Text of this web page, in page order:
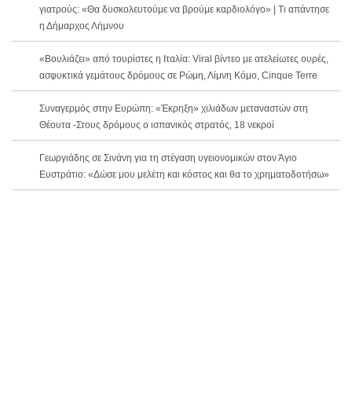
γιατρούς: «Θα δυσκολευτούμε να βρούμε καρδιολόγο» | Τι απάντησε
η Δήμαρχος Λήμνου
«Βουλιάζει» από τουρίστες η Ιταλία: Viral βίντεο με ατελείωτες ουρές,
ασφυκτικά γεμάτους δρόμους σε Ρώμη, Λίμνη Κόμο, Cinque Terre
Συναγερμός στην Ευρώπη: «Έκρηξη» χιλιάδων μεταναστών στη
Θέουτα -Στους δρόμους ο ισπανικός στρατός, 18 νεκροί
Γεωργιάδης σε Σινάνη για τη στέγαση υγειονομικών στον Άγιο
Ευστράτιο: «Δώσε μου μελέτη και κόστος και θα το χρηματοδοτήσω»